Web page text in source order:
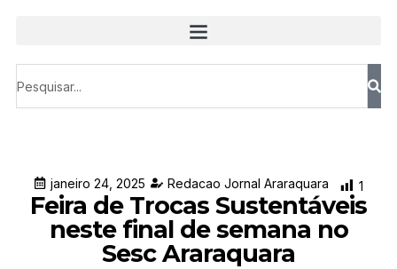
janeiro 24, 2025 Redacao Jornal Araraquara 1
Feira de Trocas Sustentáveis
neste final de semana no
Sesc Araraquara